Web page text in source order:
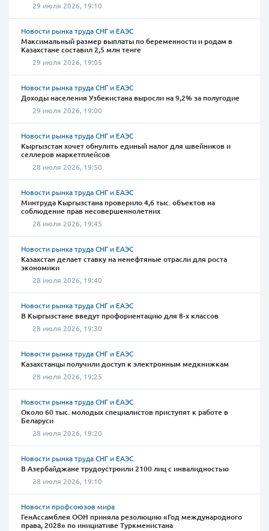
29 июля 2026, 19:10
Новости рынка труда СНГ и ЕАЭС
Максимальный размер выплаты по беременности и родам в
Казахстане составил 2,5 млн тенге
29 июля 2026, 19:05
Новости рынка труда СНГ и ЕАЭС
Доходы населения Узбекистана выросли на 9,2% за полугодие
29 июля 2026, 19:00
Новости рынка труда СНГ и ЕАЭС
Кыргызстан хочет обнулить единый налог для швейников и
селлеров маркетплейсов
28 июля 2026, 19:50
Новости рынка труда СНГ и ЕАЭС
Минтруда Кыргызстана проверило 4,6 тыс. объектов на
соблюдение прав несовершеннолетних
28 июля 2026, 19:45
Новости рынка труда СНГ и ЕАЭС
Казахстан делает ставку на ненефтяные отрасли для роста
экономики
28 июля 2026, 19:40
Новости рынка труда СНГ и ЕАЭС
В Кыргызстане введут профориентацию для 8-х классов
28 июля 2026, 19:30
Новости рынка труда СНГ и ЕАЭС
Казахстанцы получили доступ к электронным медкнижкам
28 июля 2026, 19:25
Новости рынка труда СНГ и ЕАЭС
Около 60 тыс. молодых специалистов приступят к работе в
Беларуси
28 июля 2026, 19:20
Новости рынка труда СНГ и ЕАЭС
В Азербайджане трудоустроили 2100 лиц с инвалидностью
28 июля 2026, 19:10
Новости профсоюзов мира
ГенАссамблея ООН приняла резолюцию «Год международного
права, 2028» по инициативе Туркменистана